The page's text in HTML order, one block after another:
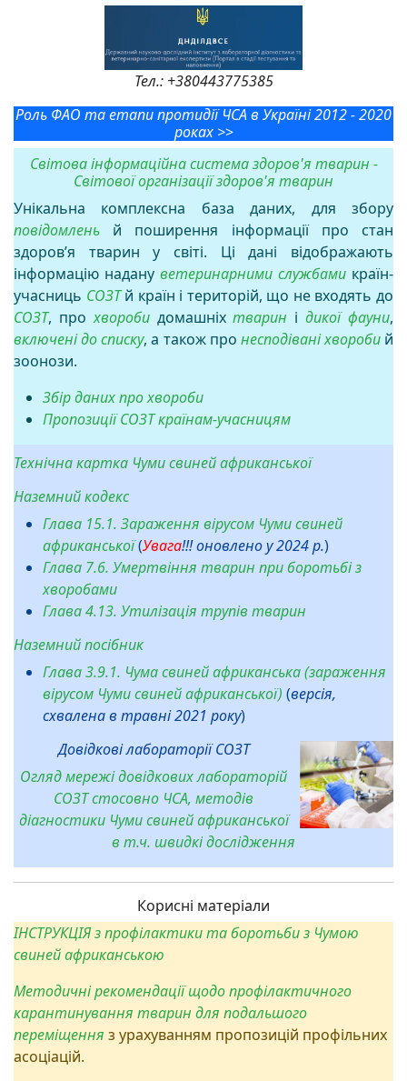
Тел.: +380443775385
Роль ФАО та етапи протидії ЧСА в Україні 2012 - 2020
роках >>
Світова інформаційна система здоров'я тварин -
Світової організації здоров'я тварин
Унікальна комплексна база даних, для збору
повідомлень й поширення інформації про стан
здоров’я тварин у світі. Ці дані відображають
інформацію надану ветеринарними службами країн-
учасниць СОЗТй країн і територій, що не входять до
СОЗТ, прохворобидомашніхтварин ідикої фауни,
включені до списку, а також про несподівані хворобий
зоонози.
Збір даних про хвороби
Пропозиції СОЗТ країнам-учасницям
Технічна картка Чуми свиней африканської
Наземний кодекс
Глава 15.1. Зараження вірусом Чуми свиней
африканської(Увага!!! оновлено у 2024 р.)
Глава 7.6. Умертвіння тварин при боротьбі з
хворобами
Глава 4.13. Утилізація трупів тварин
Наземний посібник
Глава 3.9.1. Чума свиней африканська(зараження
вірусом Чуми свиней африканської) (версія,
схвалена в травні 2021 року)
Довідкові лабораторії СОЗТ
Огляд мережі довідкових лабораторій
СОЗТ стосовно ЧСА, методів
діагностики Чуми свиней африканської
в т.ч. швидкі дослідження
Корисні матеріали
ІНСТРУКЦІЯ з профілактики та боротьби з Чумою
свиней африканською
Методичні рекомендації щодо профілактичного
карантинування тварин для подальшого
переміщення з урахуванням пропозицій профільних
асоціацій.